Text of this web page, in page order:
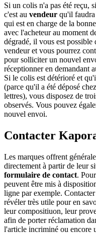
Si un colis n'a pas été reçu,
c'est au vendeur qu'il faudra
qui est en charge de la
avec l'acheteur au moment
dégradé, il vous est possible
vendeur et vous pourrez
pour solliciter un nouvel
réceptionner en demandant
Si le colis est détérioré et
(parce qu'il a été déposé
lettres), vous disposez de
observés. Vous pouvez
nouvel envoi.
Contacter
Les marques offrent
directement à partir de leur
formulaire de contact.
peuvent être mis à
ligne par exemple.
révéler très utile pour en
leur compositiuon, leur
afin de porter réclamation
l'article incriminé ou encore